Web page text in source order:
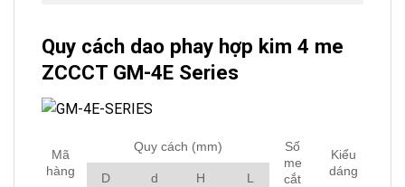
Quy cách dao phay hợp kim 4 me
ZCCCT GM-4E Series
Mã
hàng
Quy cách (mm)
Số
me
cắt
Kiểu
dáng
D d H L